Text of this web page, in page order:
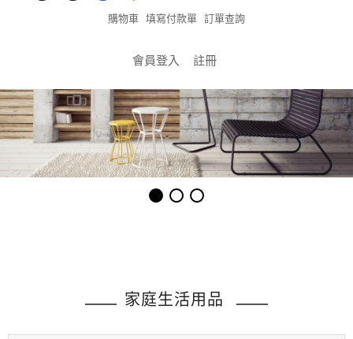
購物車 填寫付款單 訂單查詢
會員登入 註冊
家庭生活用品